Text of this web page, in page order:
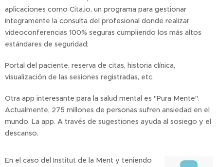
aplicaciones como Cita.io, un programa para gestionar
íntegramente la consulta del profesional donde realizar
videoconferencias 100% seguras cumpliendo los más altos
estándares de seguridad;
Portal del paciente, reserva de citas, historia clínica,
visualización de las sesiones registradas, etc.
Otra app interesante para la salud mental es "Pura Mente".
Actualmente, 275 millones de personas sufren ansiedad en el
mundo. La app. A través de sugestiones ayuda al sosiego y el
descanso.
En el caso del Institut de la Ment y teniendo